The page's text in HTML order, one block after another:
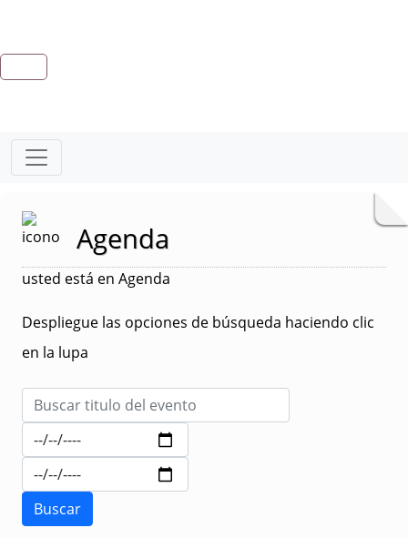
Agenda
usted está en Agenda
Despliegue las opciones de búsqueda haciendo clic
en la lupa